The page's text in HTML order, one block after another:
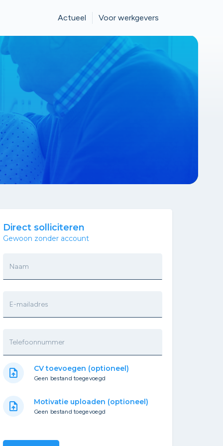
Actueel Voor werkgevers
Direct solliciteren
Gewoon zonder account
Naam
E-mailadres
Telefoonnummer
upload_file CV toevoegen (optioneel)
Geen bestand toegevoegd
upload_file Motivatie uploaden (optioneel)
Geen bestand toegevoegd